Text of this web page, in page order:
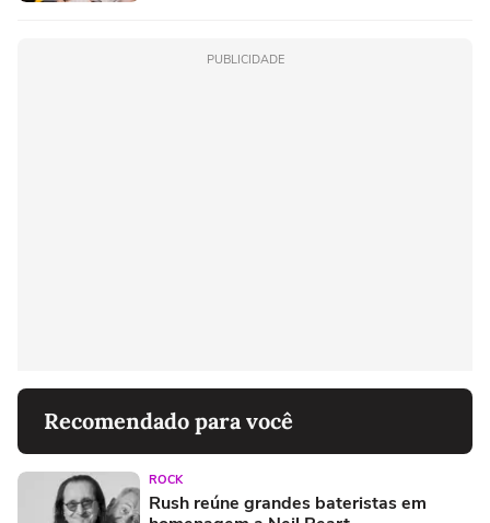
PUBLICIDADE
Recomendado para você
ROCK
Rush reúne grandes bateristas em